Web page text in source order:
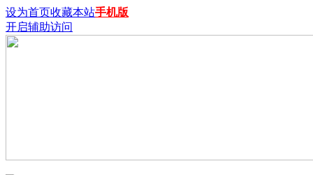
设为首页收藏本站手机版
开启辅助访问